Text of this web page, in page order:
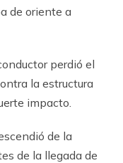
de oriente a
perdió el
la estructura
impacto.
de la
de la llegada de